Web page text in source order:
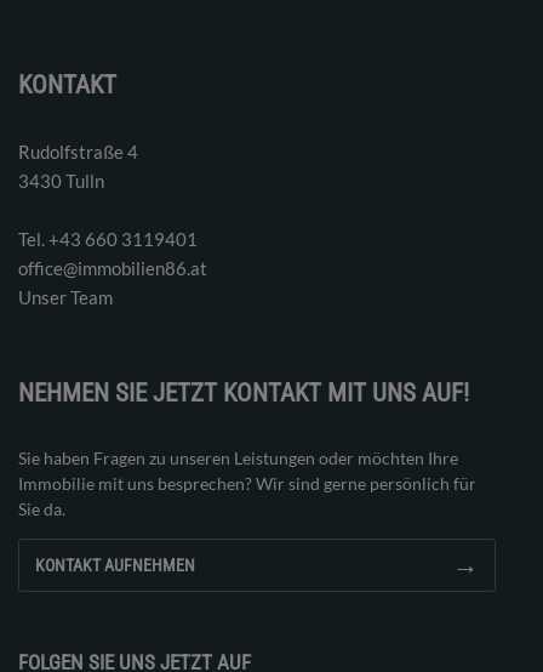
KONTAKT
Rudolfstraße 4
3430 Tulln
Tel. ‭+43 660 3119401‬
office@immobilien86.at
Unser Team
NEHMEN SIE JETZT KONTAKT MIT UNS AUF!
Sie haben Fragen zu unseren Leistungen oder möchten Ihre
Immobilie mit uns besprechen? Wir sind gerne persönlich für
Sie da.
KONTAKT AUFNEHMEN →
FOLGEN SIE UNS JETZT AUF